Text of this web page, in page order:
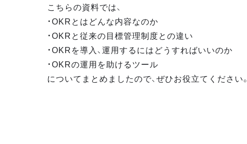
こちらの資料では、
・OKRとはどんな内容なのか
・OKRと従来の目標管理制度との違い
・OKRを導入、運用するにはどうすればいいのか
・OKRの運用を助けるツール
についてまとめましたので、ぜひお役立てください。